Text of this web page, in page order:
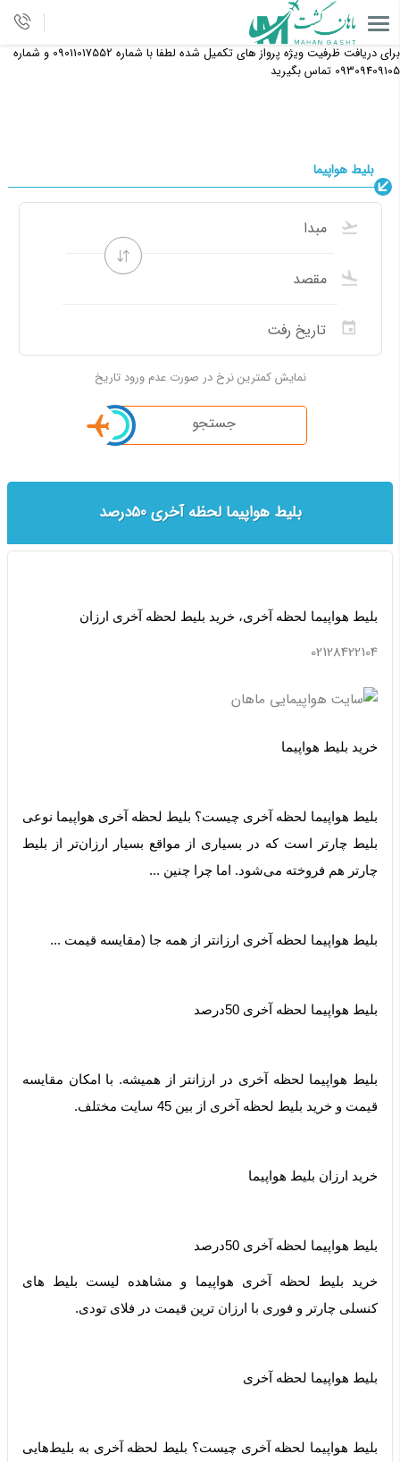
برای دریافت ظرفیت ویژه پرواز های تکمیل شده لطفا با شماره 09011017552 و شماره
09309409105 تماس بگیرید
بلیط هواپیما
نمایش کمترین نرخ در صورت عدم ورود تاریخ
جستجو
بلیط هواپیما لحظه آخری 50درصد
بلیط هواپیما لحظه آخری، خرید بلیط لحظه آخری ارزان
02128422104
خرید بلیط هواپیما
بلیط هواپیما لحظه آخری چیست؟ بلیط لحظه آخری هواپیما نوعی
بلیط چارتر است که در بسیاری از مواقع بسیار ارزان‌تر از بلیط
چارتر هم فروخته می‌شود. اما چرا چنین ...
بلیط هواپیما لحظه آخری ارزانتر از همه جا (مقایسه قیمت ...
‫بلیط هواپیما لحظه آخری 50درصد
بلیط هواپیما لحظه آخری در ارزانتر از همیشه. با امکان مقایسه
قیمت و خرید بلیط لحظه آخری از بین 45 سایت مختلف.
خرید ارزان بلیط هواپیما
‫بلیط هواپیما لحظه آخری 50درصد
خرید بلیط لحظه آخری هواپیما و مشاهده لیست بلیط های
کنسلی چارتر و فوری با ارزان ترین قیمت در فلای تودی.
بلیط هواپیما لحظه آخری
بلیط هواپیما لحظه آخری چیست؟ بلیط لحظه آخری به بلیط‌هایی